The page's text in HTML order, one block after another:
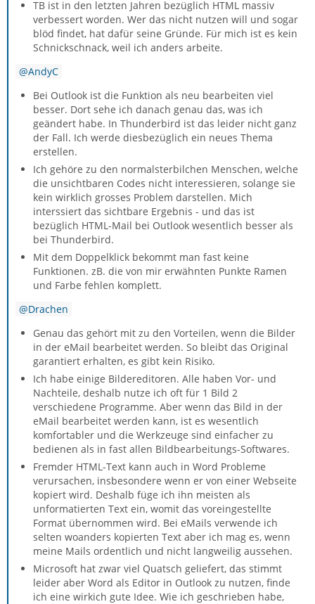
TB ist in den letzten Jahren bezüglich HTML massiv
verbessert worden. Wer das nicht nutzen will und sogar
blöd findet, hat dafür seine Gründe. Für mich ist es kein
Schnickschnack, weil ich anders arbeite.
AndyC
Bei Outlook ist die Funktion als neu bearbeiten viel
besser. Dort sehe ich danach genau das, was ich
geändert habe. In Thunderbird ist das leider nicht ganz
der Fall. Ich werde diesbezüglich ein neues Thema
erstellen.
Ich gehöre zu den normalsterbilchen Menschen, welche
die unsichtbaren Codes nicht interessieren, solange sie
kein wirklich grosses Problem darstellen. Mich
interssiert das sichtbare Ergebnis - und das ist
bezüglich HTML-Mail bei Outlook wesentlich besser als
bei Thunderbird.
Mit dem Doppelklick bekommt man fast keine
Funktionen. zB. die von mir erwähnten Punkte Ramen
und Farbe fehlen komplett.
Drachen
Genau das gehört mit zu den Vorteilen, wenn die Bilder
in der eMail bearbeitet werden. So bleibt das Original
garantiert erhalten, es gibt kein Risiko.
Ich habe einige Bildereditoren. Alle haben Vor- und
Nachteile, deshalb nutze ich oft für 1 Bild 2
verschiedene Programme. Aber wenn das Bild in der
eMail bearbeitet werden kann, ist es wesentlich
komfortabler und die Werkzeuge sind einfacher zu
bedienen als in fast allen Bildbearbeitungs-Softwares.
Fremder HTML-Text kann auch in Word Probleme
verursachen, insbesondere wenn er von einer Webseite
kopiert wird. Deshalb füge ich ihn meisten als
unformatierten Text ein, womit das voreingestellte
Format übernommen wird. Bei eMails verwende ich
selten woanders kopierten Text aber ich mag es, wenn
meine Mails ordentlich und nicht langweilig aussehen.
Microsoft hat zwar viel Quatsch geliefert, das stimmt
leider aber Word als Editor in Outlook zu nutzen, finde
ich eine wirkich gute Idee. Wie ich geschrieben habe,